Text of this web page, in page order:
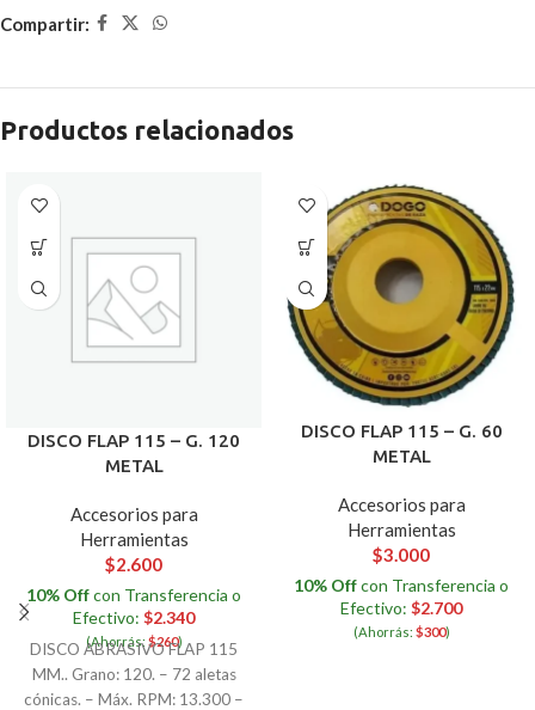
Compartir:
Productos relacionados
DISCO FLAP 115 – G. 120
METAL
Accesorios para
Herramientas
$2.600
10% Offcon Transferencia o
Efectivo: $2.340
(Ahorrás: $260)
DISCO ABRASIVO FLAP 115
MM.. Grano: 120. – 72 aletas
cónicas. – Máx. RPM: 13.300 –
DISCO FLAP 115 – G. 60
METAL
Accesorios para
Herramientas
$3.000
10% Offcon Transferencia o
Efectivo: $2.700
(Ahorrás: $300)